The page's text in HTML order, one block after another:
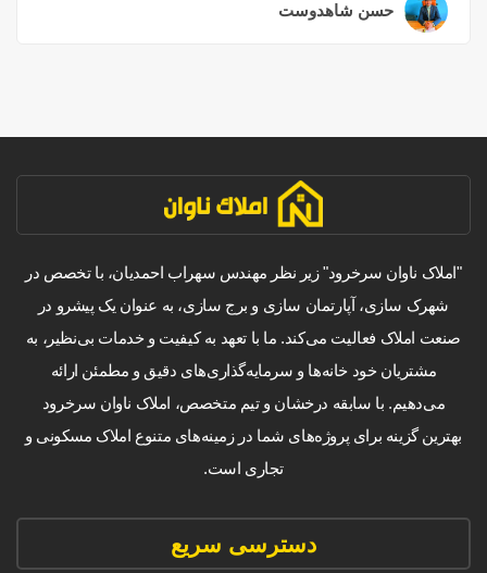
حسن شاهدوست
"املاک ناوان سرخرود" زیر نظر مهندس سهراب احمدیان، با تخصص در
شهرک سازی، آپارتمان سازی و برج سازی، به عنوان یک پیشرو در
صنعت املاک فعالیت می‌کند. ما با تعهد به کیفیت و خدمات بی‌نظیر، به
مشتریان خود خانه‌ها و سرمایه‌گذاری‌های دقیق و مطمئن ارائه
می‌دهیم. با سابقه درخشان و تیم متخصص، املاک ناوان سرخرود
بهترین گزینه برای پروژه‌های شما در زمینه‌های متنوع املاک مسکونی و
تجاری است.
دسترسی سریع